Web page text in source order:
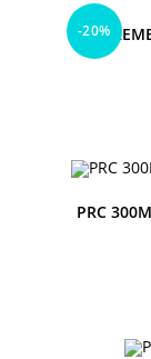
-20%
PRC